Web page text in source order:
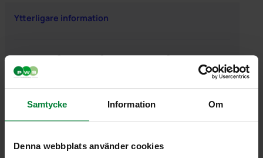
Samtycke Information Om
Denna webbplats använder cookies
Ytterligare information
Ytterligare information